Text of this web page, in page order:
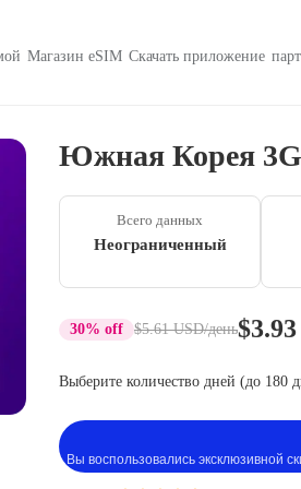
Магазин eSIM Скачать приложение
Южная Корея
Всего данных
Неограниченный
30% off $5.61 USD/день
Выберите количество дней (до 180
Вы воспользовались эксклюзивной